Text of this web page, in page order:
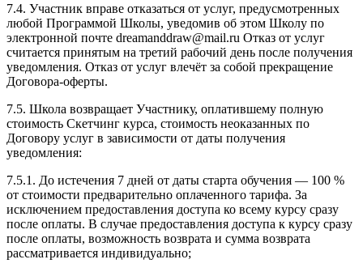
7.4. Участник вправе отказаться от услуг, предусмотренных
любой Программой Школы, уведомив об этом Школу по
электронной почте dreamanddraw@mail.ru Отказ от услуг
считается принятым на третий рабочий день после получения
уведомления. Отказ от услуг влечёт за собой прекращение
Договора-оферты.
7.5. Школа возвращает Участнику, оплатившему полную
стоимость Скетчинг курса, стоимость неоказанных по
Договору услуг в зависимости от даты получения
уведомления:
7.5.1. До истечения 7 дней от даты старта обучения — 100 %
от стоимости предварительно оплаченного тарифа. За
исключением предоставления доступа ко всему курсу сразу
после оплаты. В случае предоставления доступа к курсу сразу
после оплаты, возможность возврата и сумма возврата
рассматривается индивидуально;